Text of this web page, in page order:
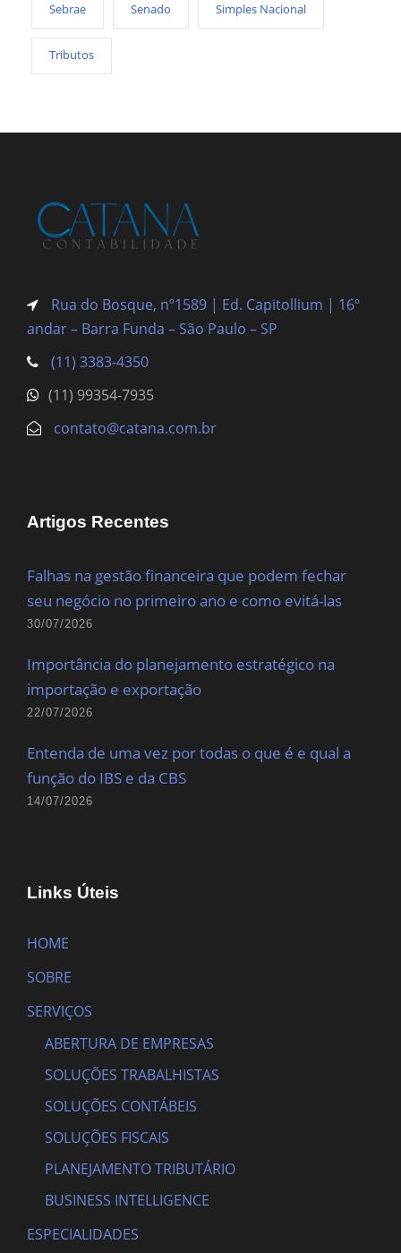
Sebrae Senado Simples Nacional
Tributos
Rua do Bosque, nº1589 | Ed. Capitollium | 16º
andar – Barra Funda – São Paulo – SP
(11) 3383-4350
(11) 99354-7935
contato@catana.com.br
Artigos Recentes
Falhas na gestão financeira que podem fechar
seu negócio no primeiro ano e como evitá-las
30/07/2026
Importância do planejamento estratégico na
importação e exportação
22/07/2026
Entenda de uma vez por todas o que é e qual a
função do IBS e da CBS
14/07/2026
Links Úteis
HOME
SOBRE
SERVIÇOS
ABERTURA DE EMPRESAS
SOLUÇÕES TRABALHISTAS
SOLUÇÕES CONTÁBEIS
SOLUÇÕES FISCAIS
PLANEJAMENTO TRIBUTÁRIO
BUSINESS INTELLIGENCE
ESPECIALIDADES